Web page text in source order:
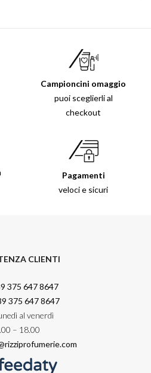
Campioncini omaggio
puoi sceglierli al
checkout
Pagamenti
veloci e sicuri
CLIENTI
375 647 8647
375 647 8647
al venerdì
– 18.00